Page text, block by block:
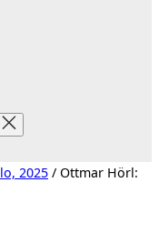
2025 / Ottmar Hörl: